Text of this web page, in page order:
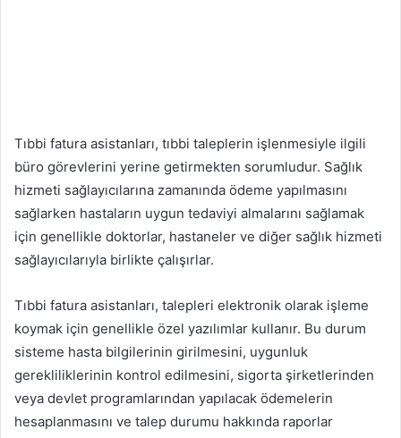
Tıbbi fatura asistanları, tıbbi taleplerin işlenmesiyle ilgili
büro görevlerini yerine getirmekten sorumludur. Sağlık
hizmeti sağlayıcılarına zamanında ödeme yapılmasını
sağlarken hastaların uygun tedaviyi almalarını sağlamak
için genellikle doktorlar, hastaneler ve diğer sağlık hizmeti
sağlayıcılarıyla birlikte çalışırlar.
Tıbbi fatura asistanları, talepleri elektronik olarak işleme
koymak için genellikle özel yazılımlar kullanır. Bu durum
sisteme hasta bilgilerinin girilmesini, uygunluk
gerekliliklerinin kontrol edilmesini, sigorta şirketlerinden
veya devlet programlarından yapılacak ödemelerin
hesaplanmasını ve talep durumu hakkında raporlar